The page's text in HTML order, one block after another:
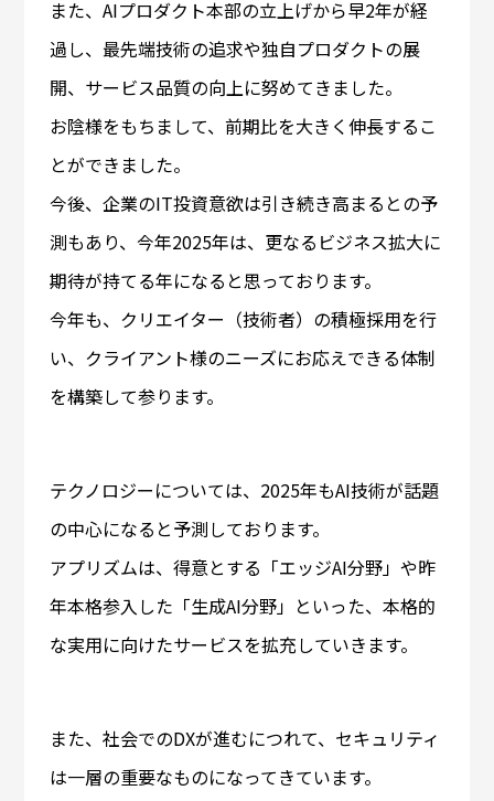
また、AIプロダクト本部の立上げから早2年が経
過し、最先端技術の追求や独自プロダクトの展
開、サービス品質の向上に努めてきました。
お陰様をもちまして、前期比を大きく伸長するこ
とができました。
今後、企業のIT投資意欲は引き続き高まるとの予
測もあり、今年2025年は、更なるビジネス拡大に
期待が持てる年になると思っております。
今年も、クリエイター（技術者）の積極採用を行
い、クライアント様のニーズにお応えできる体制
を構築して参ります。
テクノロジーについては、2025年もAI技術が話題
の中心になると予測しております。
アプリズムは、得意とする「エッジAI分野」や昨
年本格参入した「生成AI分野」といった、本格的
な実用に向けたサービスを拡充していきます。
また、社会でのDXが進むにつれて、セキュリティ
は一層の重要なものになってきています。